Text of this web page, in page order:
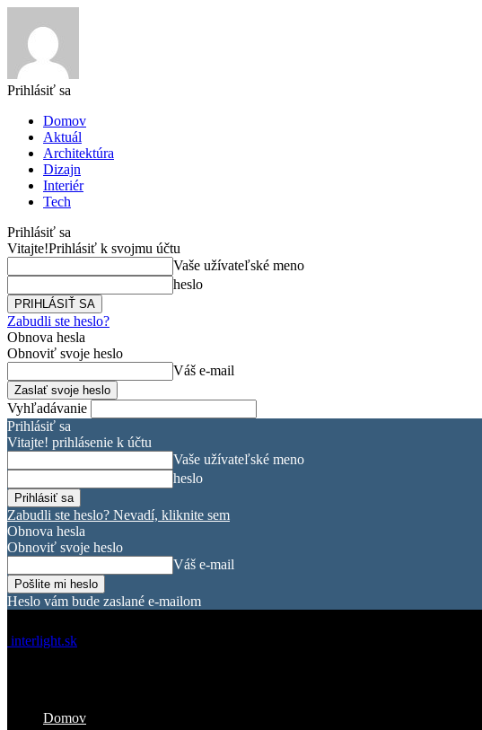
Prihlásiť sa
Domov
Aktuál
Architektúra
Dizajn
Interiér
Tech
Prihlásiť sa
Vitajte!Prihlásiť k svojmu účtu
Vaše užívateľské meno
heslo
Zabudli ste heslo?
Obnova hesla
Obnoviť svoje heslo
Váš e-mail
Vyhľadávanie
Prihlásiť sa
Vitajte! prihlásenie k účtu
Vaše užívateľské meno
heslo
Zabudli ste heslo? Nevadí, kliknite sem
Obnova hesla
Obnoviť svoje heslo
Váš e-mail
Heslo vám bude zaslané e-mailom
interlight.sk
Domov